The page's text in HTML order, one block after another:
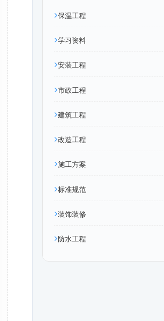
保温工程
学习资料
安装工程
市政工程
建筑工程
改造工程
施工方案
标准规范
装饰装修
防水工程